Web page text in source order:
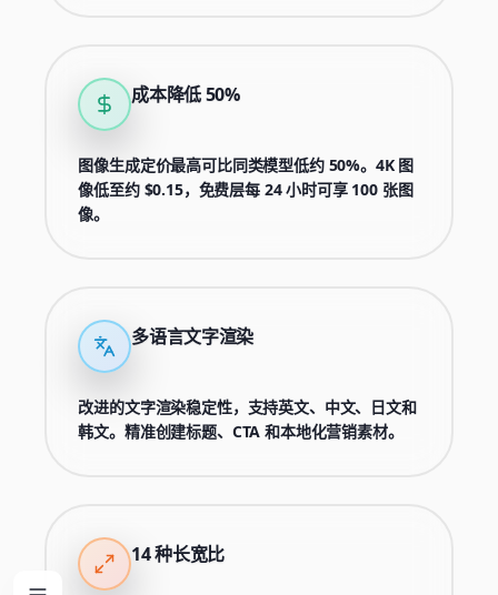
成本降低 50%
图像生成定价最高可比同类模型低约 50%。4K 图
像低至约 $0.15，免费层每 24 小时可享 100 张图
像。
多语言文字渲染
改进的文字渲染稳定性，支持英文、中文、日文和
韩文。精准创建标题、CTA 和本地化营销素材。
14 种长宽比